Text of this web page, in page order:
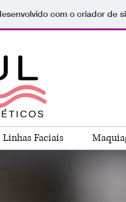
com o criador de
Linhas Faciais